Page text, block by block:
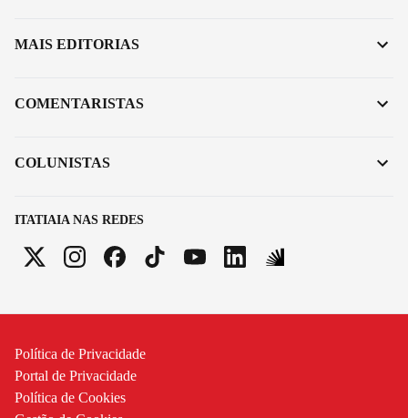
ITATIAIA NAS REDES
MAIS EDITORIAS
COMENTARISTAS
COLUNISTAS
Política de Privacidade
Portal de Privacidade
Política de Cookies